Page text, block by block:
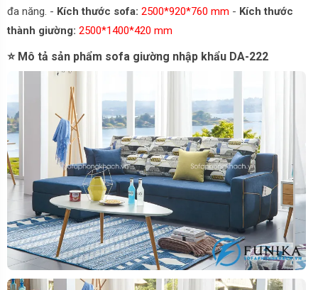
đa năng. - Kích thước sofa: 2500*920*760 mm - Kích thước
thành giường: 2500*1400*420 mm
⭐ Mô tả sản phẩm sofa giường nhập khẩu DA-222